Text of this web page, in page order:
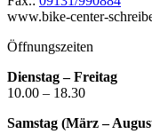
www.bike-center-
Öffnungszeiten
Dienstag – Freitag
10.00 – 18.30
Samstag (März –